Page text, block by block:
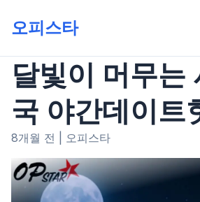
오피스타
달빛이 머무는
국 야간데이트
8개월 전 오피스타